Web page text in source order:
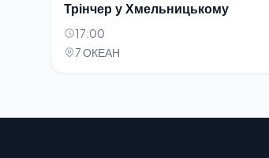
Трінчер у Хмельницькому
17:00
7 ОКЕАН